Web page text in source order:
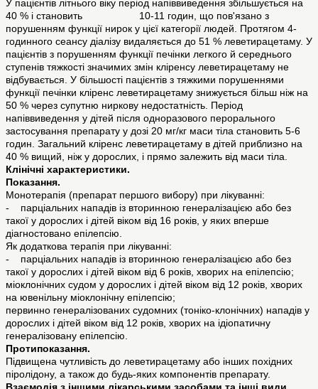
У пацієнтів літнього віку період напіввиведення збільшується на
40 % і становить 10-11 годин, що пов'язано з
порушенням функції нирок у цієї категорії людей. Протягом 4-
годинного сеансу діалізу видаляється до 51 % леветирацетаму. У
пацієнтів з порушенням функції печінки легкого й середнього
ступенів тяжкості значимих змін кліренсу леветирацетаму не
відбувається. У більшості пацієнтів з тяжкими порушеннями
функції печінки кліренс леветирацетаму знижується більш ніж на
50 % через супутню ниркову недостатність. Період
напіввиведення у дітей після одноразового перорального
застосування препарату у дозі 20 мг/кг маси тіла становить 5-6
годин. Загальний кліренс леветирацетаму в дітей приблизно на
40 % вищий, ніж у дорослих, і прямо залежить від маси тіла.
Клінічні характеристики.
Показання.
Монотерапія (препарат першого вибору) при лікуванні:
- парціальних нападів із вторинною генералізацією або без
такої у дорослих і дітей віком від 16 років, у яких вперше
діагностовано епілепсію.
Як додаткова терапія при лікуванні:
- парціальних нападів із вторинною генералізацією або без
такої у дорослих і дітей віком від 6 років, хворих на епілепсію;
міоклонічних судом у дорослих і дітей віком від 12 років, хворих
на ювенільну міоклонічну епілепсію;
первинно генералізованих судомних (тоніко-клонічних) нападів у
дорослих і дітей віком від 12 років, хворих на ідіопатичну
генералізовану епілепсію.
Протипоказання.
Підвищена чутливість до леветирацетаму або інших похідних
піролідону, а також до будь-яких компонентів препарату.